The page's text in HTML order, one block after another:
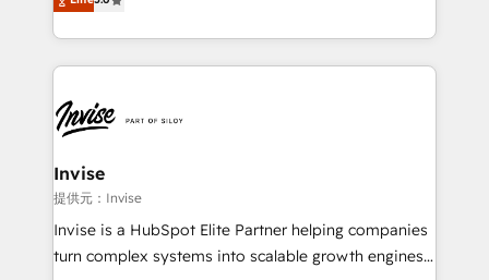
much Benelux companies as possible to be
bespoke approach for every client. Services include
business growth strategies, sales enablement, CRM
set-up, Migrations, Integrations, Enterprise level
Ops Hub Software, inbound marketing strategy,
content strategies, branding, HubSpot CMS,
bespoke web apps and growth driven design
websites. Experienced in helping Global B2B
Manufacturers, Fintech, Professional Services, IT and
SaaS industries.
Invise
提供元：Invise
Invise is a HubSpot Elite Partner helping companies
turn complex systems into scalable growth engines.